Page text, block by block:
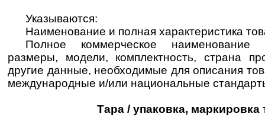
Указываются:
Наименование и полная характеристика
Полное коммерческое наименование
размеры, модели, комплектность, страна
другие данные, необходимые для описания
международные и/или национальные
Тара / упаковка, маркировка